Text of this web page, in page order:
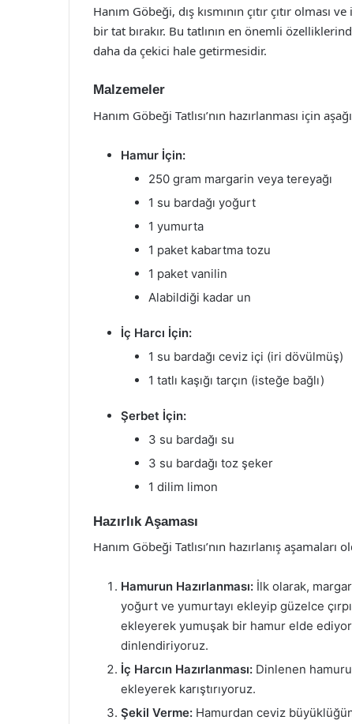
Hanım Göbeği, dış kısmının çıtır çıtır
bir tat bırakır. Bu tatlının en önemli
daha da çekici hale getirmesidir.
Malzemeler
Hanım Göbeği Tatlısı’nın hazırlanması için
Hamur İçin:
250 gram margarin veya tereyağı
1 su bardağı yoğurt
1 yumurta
1 paket kabartma tozu
1 paket vanilin
Alabildiği kadar un
İç Harcı İçin:
1 su bardağı ceviz içi (iri dövülmüş)
1 tatlı kaşığı tarçın (isteğe bağlı)
Şerbet İçin:
3 su bardağı su
3 su bardağı toz şeker
1 dilim limon
Hazırlık Aşaması
Hanım Göbeği Tatlısı’nın hazırlanış aşamaları
Hamurun Hazırlanması: İlk olarak,
yoğurt ve yumurtayı ekleyip güzelce
ekleyerek yumuşak bir hamur elde
dinlendiriyoruz.
İç Harcın Hazırlanması: Dinlenen
ekleyerek karıştırıyoruz.
Şekil Verme: Hamurdan ceviz